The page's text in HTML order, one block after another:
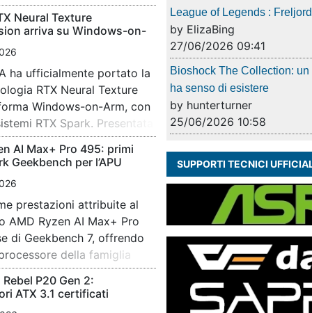
Entrambi i display
RGB OLED, progettata
volume colore e
Neural Texture
arriva su Windows-on-
ha ufficialmente portato la
RTX Neural Texture
Windows-on-Arm, con
RTX Spark. Presentata
la tecnologia sfrutta
la gestione della
applicazioni grafiche
di RTX Neural […]
AI Max+ Pro 495: primi
Geekbench per l’APU
prestazioni attribuite al
AMD Ryzen AI Max+ Pro
di Geekbench 7, offrendo
della famiglia
testato all’interno di una
G3a da 16 pollici,
RAM. I […]
P20 Gen 2:
ATX 3.1 certificati
Gold fino a 1000W per PC
offrire
del
dotato
Il
sistemi
sul […]
La
un
tratta
le
League of Legends :
by ElizaBing
27/06/2026 09:41
Bioshock The Collection: un
ha senso di esistere
by hunterturner
25/06/2026 10:58
by ishedesce
12/06/2026 09:39
Aggiornamento rack di rete:
cavi, keystone e spezzoni
by drawerssetting
11/06/2026 12:39
Unexpected Drop in SSD
by drawerssetting
SUPPORTI TECNICI